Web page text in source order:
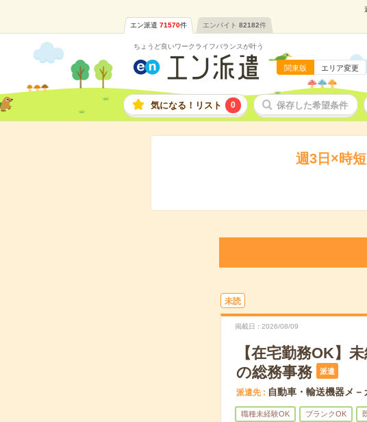
エン派遣 71570件 エンバイト 82182件
ちょうど良いワークライフバランスが叶う
関東版 エリア変更
気になる！リスト 0 保存した希望条件
週3日×時
未読
掲載日 2026/08/09
【在宅勤務OK】
の総務事務
派遣
派遣先 自動車・輸送機器メ－
職種未経験OK ブランクOK